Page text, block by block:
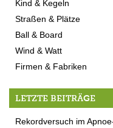
Kind & Kegeln
Straßen & Plätze
Ball & Board
Wind & Watt
Firmen & Fabriken
LETZTE BEITRÄGE
Rekordversuch im